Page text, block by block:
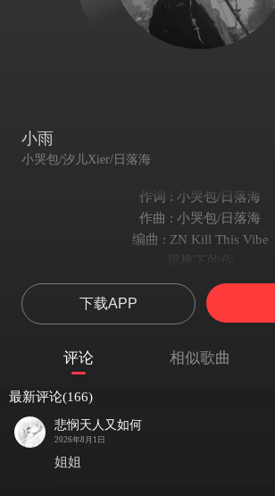
小雨
小哭包/汐儿Xier/日落海
作词 : 小哭包/日落海
作曲 : 小哭包/日落海
编曲 : ZN Kill This Vibe
屋檐下的你
风吹来我相遇
我一直在找你
我们相遇的那天下着小雨
又落在我心里
下载APP
评论 相似歌曲
最新评论(166)
悲悯天人又如何
2026年8月1日
姐姐